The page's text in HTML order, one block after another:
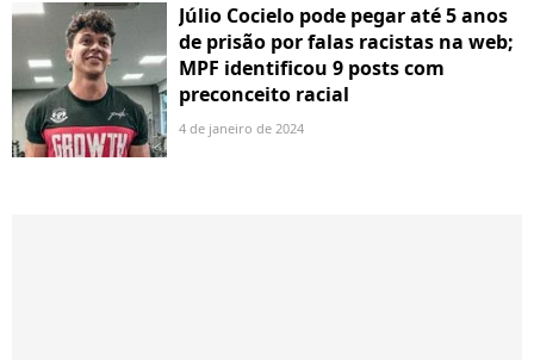
Júlio Cocielo pode pegar até 5 anos
de prisão por falas racistas na web;
MPF identificou 9 posts com
preconceito racial
4 de janeiro de 2024